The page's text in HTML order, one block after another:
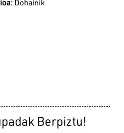
: Dohainik
Berpiztu!